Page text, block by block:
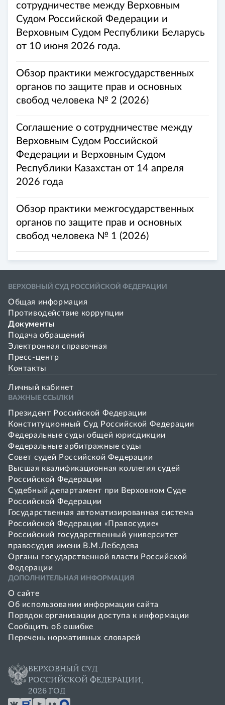
сотрудничестве между Верховным
Судом Российской Федерации и
Верховным Судом Республики Беларусь
от 10 июня 2026 года.
Обзор практики межгосударственных
органов по защите прав и основных
свобод человека № 2 (2026)
Соглашение о сотрудничестве между
Верховным Судом Российской
Федерации и Верховным Судом
Республики Казахстан от 14 апреля
2026 года
Обзор практики межгосударственных
органов по защите прав и основных
свобод человека № 1 (2026)
ВЕРХОВНЫЙ СУД РОССИЙСКОЙ ФЕДЕРАЦИИ
Общая информация
Противодействие коррупции
Документы
Подача обращений
Электронная справочная
Пресс-центр
Контакты
Личный кабинет
ВАЖНЫЕ ССЫЛКИ
Президент Российской Федерации
Конституционный Суд Российской Федерации
Федеральные суды общей юрисдикции
Федеральные арбитражные суды
Совет cудей Российской Федерации
Высшая квалификационная коллегия судей
Российской Федерации
Судебный департамент при Верховном Суде
Российской Федерации
Государственная автоматизированная система
Российской Федерации «Правосудие»
Pоссийский государственный университет
правосудия имени В.М.Лебедева
Органы государственной власти Российской
Федерации
ДОПОЛНИТЕЛЬНАЯ ИНФОРМАЦИЯ
О сайте
Об использовании информации сайта
Порядок организации доступа к информации
Сообщить об ошибке
Перечень нормативных словарей
ВЕРХОВНЫЙ СУД
РОССИЙСКОЙ ФЕДЕРАЦИИ,
2026 ГОД